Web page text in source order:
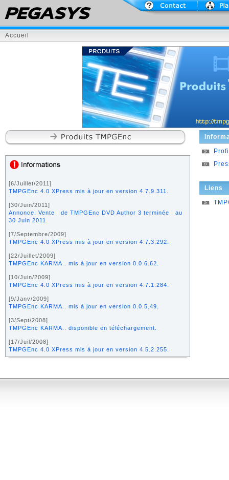
Accueil
[6/Juillet/2011]
TMPGEnc 4.0 XPress mis à jour en version 4.7.9.311.
[30/Juin/2011]
Annonce: Vente de TMPGEnc DVD Author 3 terminée au
30 Juin 2011.
[7/Septembre/2009]
TMPGEnc 4.0 XPress mis à jour en version 4.7.3.292.
[22/Juillet/2009]
TMPGEnc KARMA.. mis à jour en version 0.0.6.62.
[10/Juin/2009]
TMPGEnc 4.0 XPress mis à jour en version 4.7.1.284.
[9/Janv/2009]
TMPGEnc KARMA.. mis à jour en version 0.0.5.49.
[3/Sept/2008]
TMPGEnc KARMA.. disponible en téléchargement.
[17/Juil/2008]
TMPGEnc 4.0 XPress mis à jour en version 4.5.2.255.
Liens